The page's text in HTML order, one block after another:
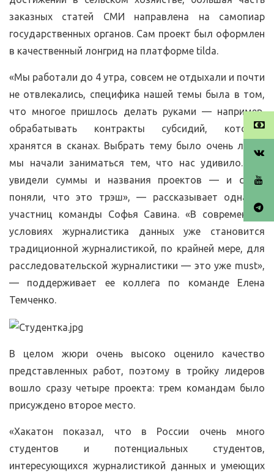
заказных статей СМИ направлена на самопиар
государственных органов. Сам проект был оформлен
в качественный лонгрид на платформе tilda.
«Мы работали до 4 утра, совсем не отдыхали и почти
не отвлекались, специфика нашей темы была в том,
что многое пришлось делать руками — например,
обрабатывать контракты субсидий, которые
хранятся в сканах. Выбрать тему было очень легко:
мы начали заниматься тем, что нас удивило. Мы
увидели суммы и названия проектов — и сразу
поняли, что это трэш», — рассказывает одна из
участниц команды Софья Савина. «В современных
условиях журналистика данных уже становится
традиционной журналистикой, по крайней мере, для
расследовательской журналистики — это уже must»,
— поддерживает ее коллега по команде Елена
Темченко.
В целом жюри очень высоко оценило качество
представленных работ, поэтому в тройку лидеров
вошло сразу четыре проекта: трем командам было
присуждено второе место.
«Хакатон показал, что в России очень много
студентов и потенциальных студентов,
интересующихся журналистикой данных и умеющих